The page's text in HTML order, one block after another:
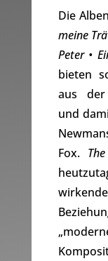
Die Alben
meine
Peter •
bieten
aus der
und
Fox.